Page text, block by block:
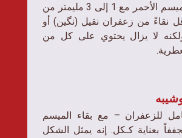
للزعفران – مع بقاء الميسم
بعناية كـكل. إنه يمثل الشكل
يتضمن هذا النوع الميسم الأحمر مع 1 إلى 3 مليمتر من
نقاءً من زعفران نقیل (نگین) أو
لا يزال يحتوي على كل من